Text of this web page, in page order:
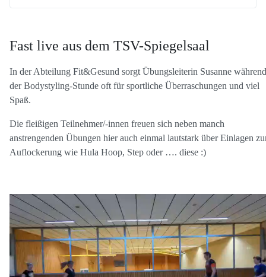
Fast live aus dem TSV-Spiegelsaal
In der Abteilung Fit&Gesund sorgt Übungsleiterin Susanne während
der Bodystyling-Stunde oft für sportliche Überraschungen und viel
Spaß.
Die fleißigen Teilnehmer/-innen freuen sich neben manch
anstrengenden Übungen hier auch einmal lautstark über Einlagen
Auflockerung wie Hula Hoop, Step oder …. diese :)